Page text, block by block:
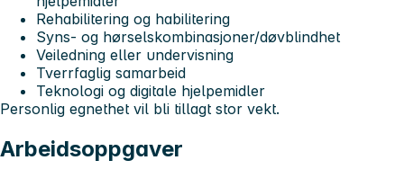
Rehabilitering og habilitering
Syns- og hørselskombinasjoner/døvblindhet
Veiledning eller undervisning
Tverrfaglig samarbeid
Teknologi og digitale hjelpemidler
Personlig egnethet vil bli tillagt stor vekt.
Arbeidsoppgaver